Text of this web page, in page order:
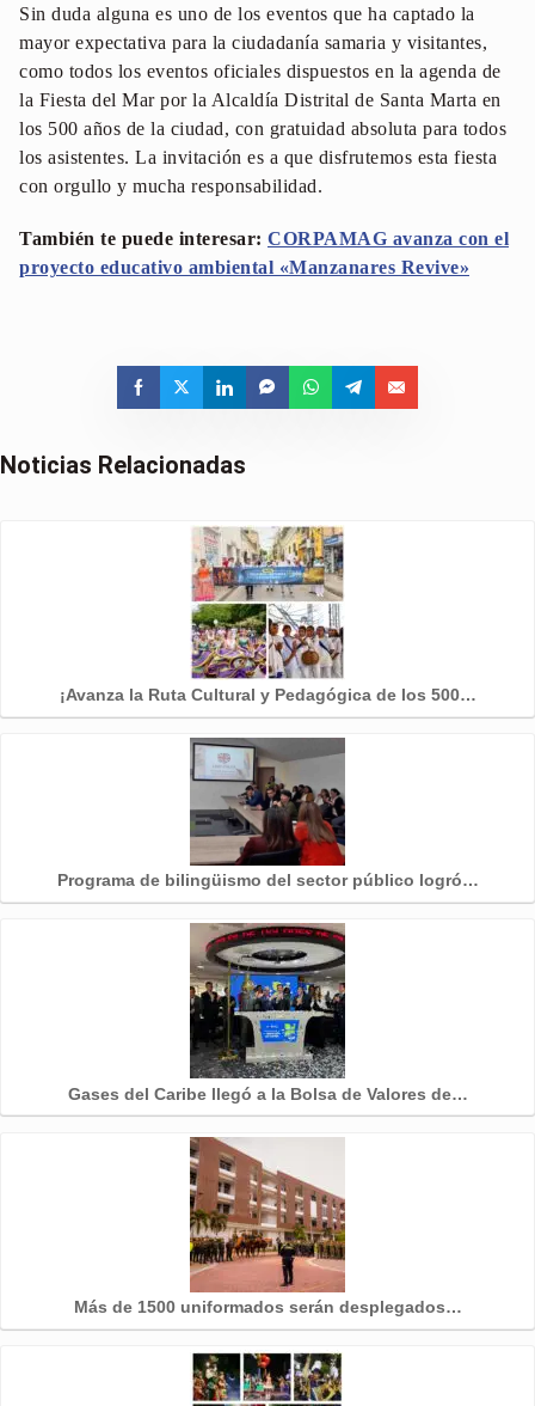
Sin duda alguna es uno de los eventos que ha captado la
mayor expectativa para la ciudadanía samaria y visitantes,
como todos los eventos oficiales dispuestos en la agenda de
la Fiesta del Mar por la Alcaldía Distrital de Santa Marta en
los 500 años de la ciudad, con gratuidad absoluta para todos
los asistentes. La invitación es a que disfrutemos esta fiesta
con orgullo y mucha responsabilidad.
También te puede interesar: CORPAMAG avanza con el
proyecto educativo ambiental «Manzanares Revive»
Noticias Relacionadas
¡Avanza la Ruta Cultural y Pedagógica de los 500…
Programa de bilingüismo del sector público logró…
Gases del Caribe llegó a la Bolsa de Valores de…
Más de 1500 uniformados serán desplegados…